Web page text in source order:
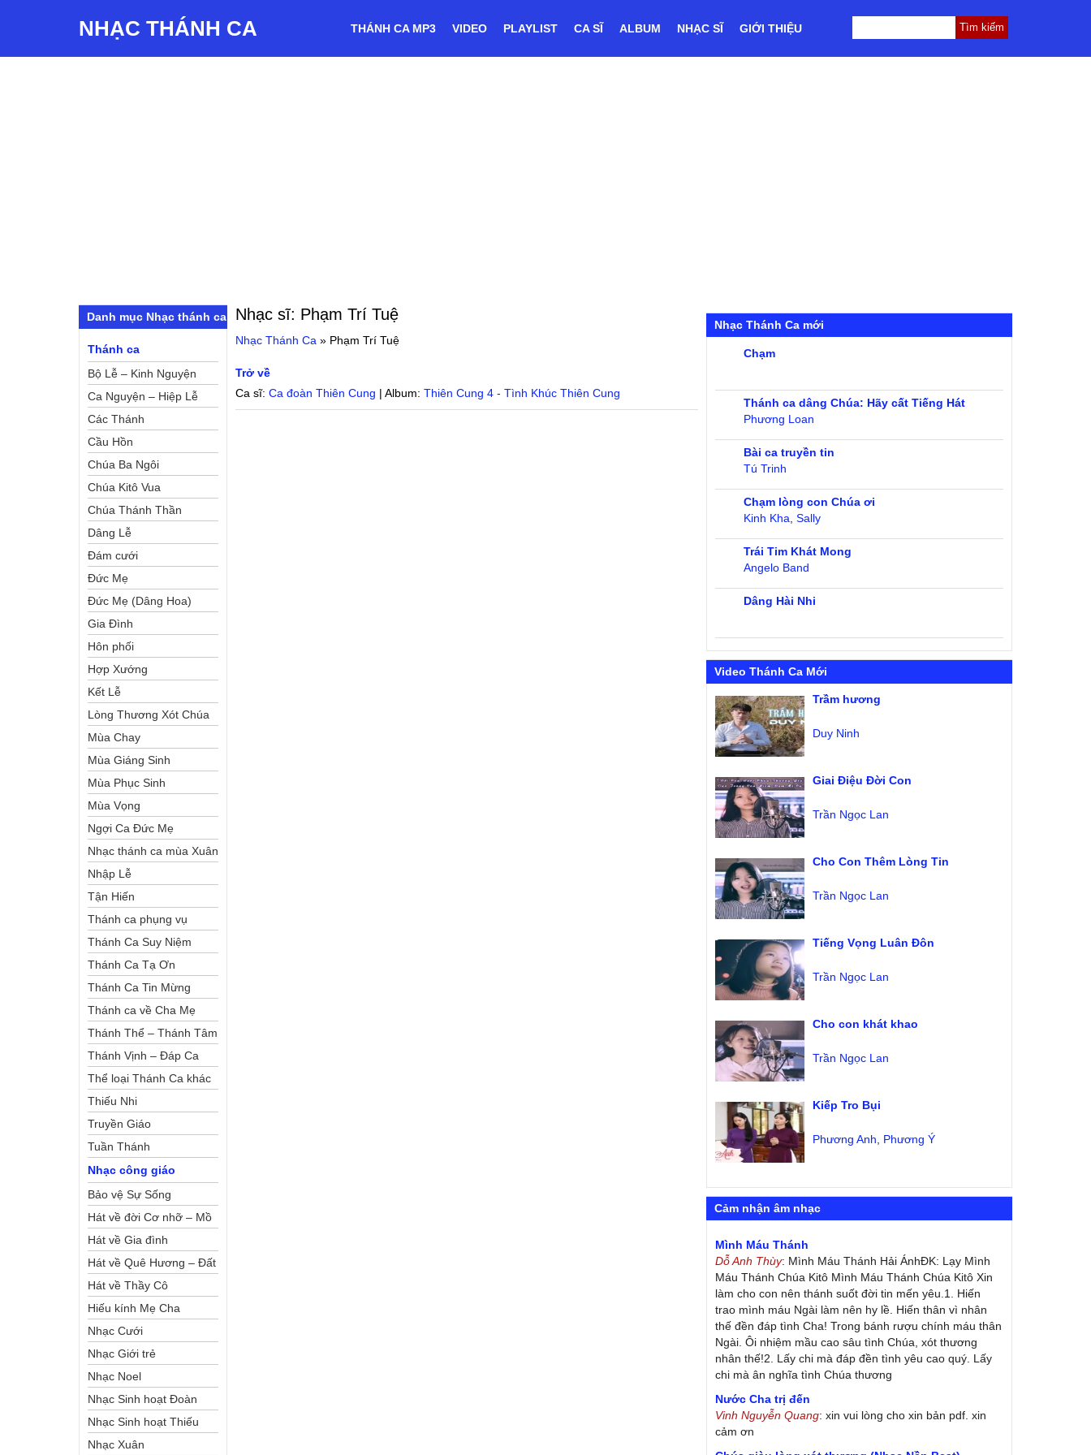
NHẠC THÁNH CA THÁNH CA MP3 VIDEO PLAYLIST CA SĨ ALBUM NHẠC SĨ GIỚI THIỆU
Nhạc sĩ: Phạm Trí Tuệ
Nhạc Thánh Ca » Phạm Trí Tuệ
Trở về
Ca sĩ:Ca đoàn Thiên Cung | Album:Thiên Cung 4 - Tình Khúc Thiên Cung
Danh mục Nhạc thánh ca
Thánh ca
Bộ Lễ – Kinh Nguyện
Ca Nguyện – Hiệp Lễ
Các Thánh
Cầu Hồn
Chúa Ba Ngôi
Chúa Kitô Vua
Chúa Thánh Thần
Dâng Lễ
Đám cưới
Đức Mẹ
Đức Mẹ (Dâng Hoa)
Gia Đình
Hôn phối
Hợp Xướng
Kết Lễ
Lòng Thương Xót Chúa
Mùa Chay
Mùa Giáng Sinh
Mùa Phục Sinh
Mùa Vọng
Ngợi Ca Đức Mẹ
Nhạc thánh ca mùa Xuân
Nhập Lễ
Tận Hiến
Thánh ca phụng vụ
Thánh Ca Suy Niệm
Thánh Ca Tạ Ơn
Thánh Ca Tin Mừng
Thánh ca về Cha Mẹ
Thánh Thể – Thánh Tâm
Thánh Vịnh – Đáp Ca
Thể loại Thánh Ca khác
Thiếu Nhi
Truyền Giáo
Tuần Thánh
Nhạc công giáo
Bảo vệ Sự Sống
Hát về đời Cơ nhỡ – Mồ
côi
Hát về Gia đình
Hát về Quê Hương – Đất
Nước
Hát về Thầy Cô
Hiếu kính Mẹ Cha
Nhạc Cưới
Nhạc Giới trẻ
Nhạc Noel
Nhạc Sinh hoạt Đoàn
Thể Công Giáo
Nhạc Sinh hoạt Thiếu
Nhi
Nhạc Xuân
Nhạc Thánh Ca mới
Chạm
Thánh ca dâng Chúa: Hãy cất Tiếng Hát
Phương Loan
Bài ca truyền tin
Tú Trinh
Chạm lòng con Chúa ơi
Kinh Kha ,Sally
Trái Tim Khát Mong
Angelo Band
Dâng Hài Nhi
Video Thánh Ca Mới
Trầm hương
Duy Ninh
Giai Điệu Đời Con
Trần Ngọc Lan
Cho Con Thêm Lòng Tin
Trần Ngọc Lan
Tiếng Vọng Luân Đôn
Trần Ngọc Lan
Cho con khát khao
Trần Ngọc Lan
Kiếp Tro Bụi
Phương Anh Phương Ý
Cảm nhận âm nhạc
Mình Máu Thánh
Dỗ Anh Thùy: Mình Máu Thánh Hải ÁnhĐK: Lạy Mình
Máu Thánh Chúa Kitô Mình Máu Thánh Chúa Kitô Xin
làm cho con nên thánh suốt đời tin mến yêu.1. Hiến
trao mình máu Ngài làm nên hy lề. Hiến thân vì nhân
thế đền đáp tình Cha! Trong bánh rượu chính máu thân
Ngài. Ôi nhiệm mầu cao sâu tình Chúa, xót thương
nhân thế!2. Lấy chi mà đáp đền tình yêu cao quý. Lấy
chi mà ân nghĩa tình Chúa thương
Nước Cha trị đến
Vinh Nguyễn Quang: xin vui lòng cho xin bản pdf. xin
cảm ơn